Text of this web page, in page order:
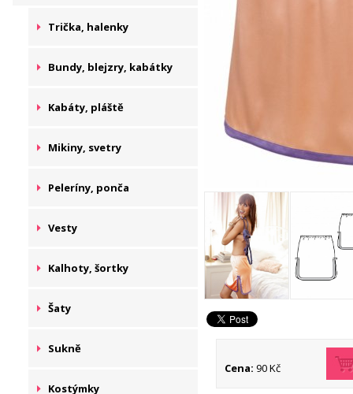
Trička, halenky
Bundy, blejzry, kabátky
Kabáty, pláště
Mikiny, svetry
Peleríny, ponča
Vesty
Kalhoty, šortky
Šaty
Sukně
Kostýmky
Cena: 90 Kč